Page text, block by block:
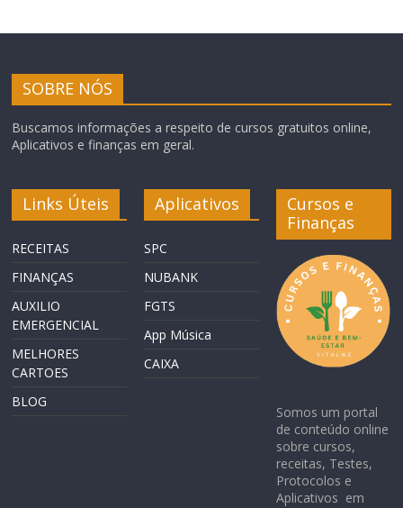
SOBRE NÓS
Buscamos informações a respeito de cursos gratuitos online,
Aplicativos e finanças em geral.
Links Úteis
RECEITAS
FINANÇAS
AUXILIO
EMERGENCIAL
MELHORES
CARTOES
BLOG
Aplicativos
SPC
NUBANK
FGTS
App Música
CAIXA
Cursos e
Finanças
Somos um portal
de conteúdo online
sobre cursos,
receitas, Testes,
Protocolos e
Aplicativos em